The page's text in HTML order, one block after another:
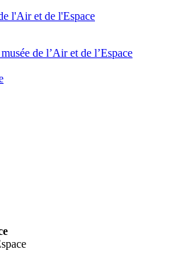
de l’Air et de l’Espace